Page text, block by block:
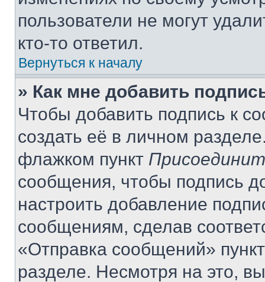
пользователи не могут
кто-то ответил.
Вернуться к началу
» Как мне добавить
Чтобы добавить подпись к
создать её в личном
флажком пункт
сообщения, чтобы подпись
настроить добавление
сообщениям, сделав
«Отправка сообщений»
разделе. Несмотря на это,